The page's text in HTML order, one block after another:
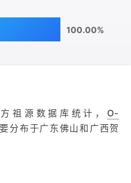
100.00%
祖源数据库统计， O-
分布于广东佛山和广西贺